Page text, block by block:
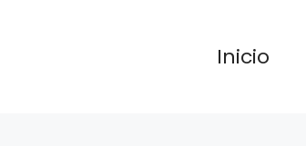
Inicio